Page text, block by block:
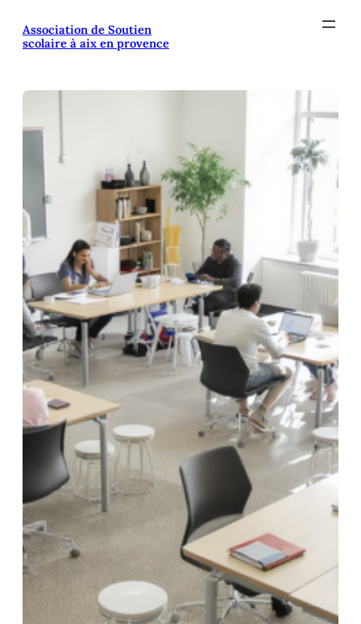
contenu
Association de Soutien
scolaire à aix en provence